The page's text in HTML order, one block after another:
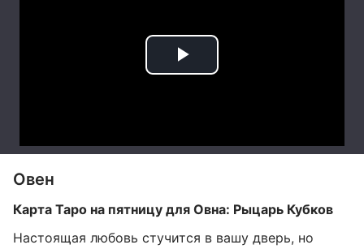
Овен
Карта Таро на пятницу для Овна: Рыцарь Кубков
Настоящая любовь стучится в вашу дверь, но